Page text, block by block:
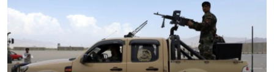
فرهنگ و زندگی
حقوق شهروندی
اقتصادی
انتخابات ریاست جمهوری آمریکا ۲۰۲۴
حمله جمهوری اسلامی به اسرائیل